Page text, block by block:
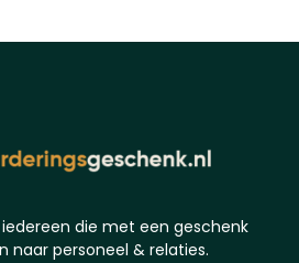
die met een geschenk
naar personeel & relaties.